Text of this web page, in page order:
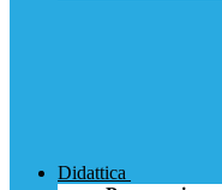
Didattica